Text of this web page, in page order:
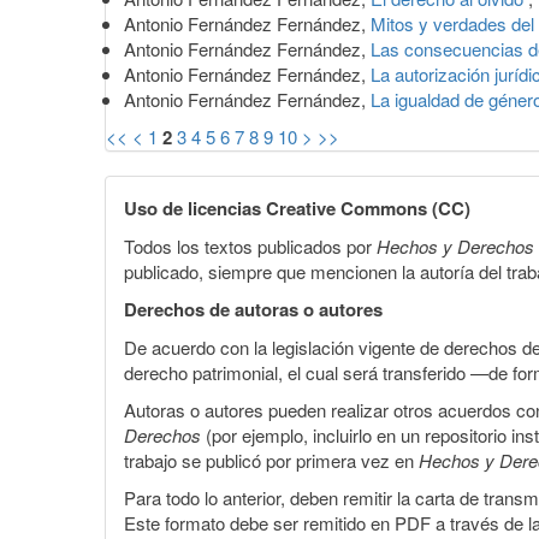
Antonio Fernández Fernández, Mitos y verdades
Antonio Fernández Fernández, Las consecuencias
Antonio Fernández Fernández, La autorización
Antonio Fernández Fernández, La igualdad de
<< < 1 23456789 10 > >>
Uso de licencias Creative Commons (CC)
Todos los textos publicados porHechos y Derechos
publicado, siempre que mencionen la autoría del
Derechos de autoras o autores
De acuerdo con la legislación vigente de derechos
derecho patrimonial, el cual será transferido —de
Autoras o autores pueden realizar otros acuerdos
Derechos (por ejemplo, incluirlo en un repositorio
trabajo se publicó por primera vez enHechos y
Para todo lo anterior, deben remitir la carta de
Este formato debe ser remitido en PDF a través de